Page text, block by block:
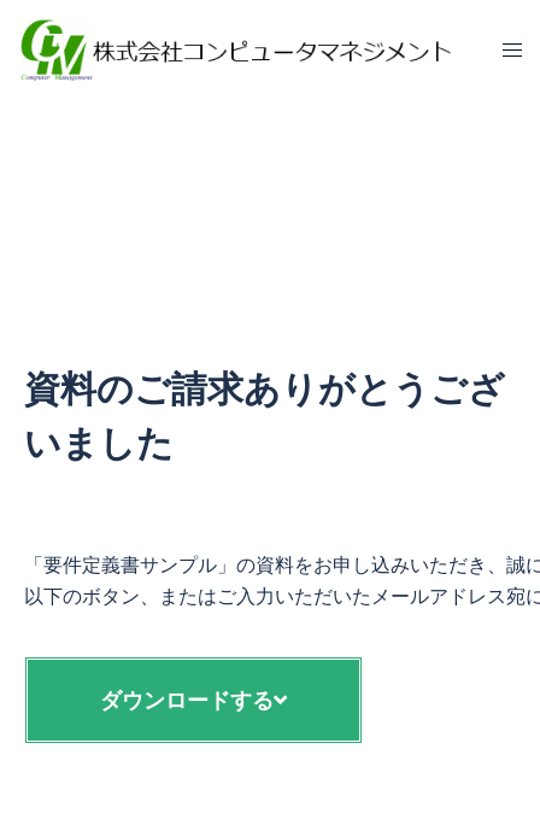
資料のご請求ありがとうござ
いました
「要件定義書サンプル」の資料をお申し込みいただき、誠
ダウンロードする